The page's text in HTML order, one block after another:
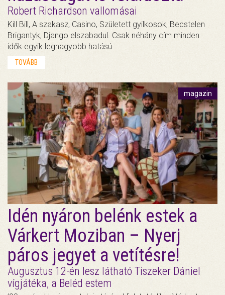
Robert Richardson vallomásai
Kill Bill, A szakasz, Casino, Született gyilkosok, Becstelen
Brigantyk, Django elszabadul. Csak néhány cím minden
idők egyik legnagyobb hatású…
TOVÁBB
magazin
Idén nyáron belénk estek a
Várkert Moziban – Nyerj
páros jegyet a vetítésre!
Augusztus 12-én lesz látható Tiszeker Dániel
vígjátéka, a Beléd estem